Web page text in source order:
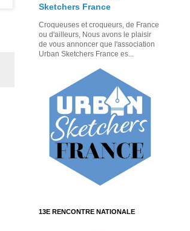
Sketchers France
Croqueuses et croqueurs, de France
ou d'ailleurs, Nous avons le plaisir
de vous annoncer que l'association
Urban Sketchers France es...
13E RENCONTRE NATIONALE